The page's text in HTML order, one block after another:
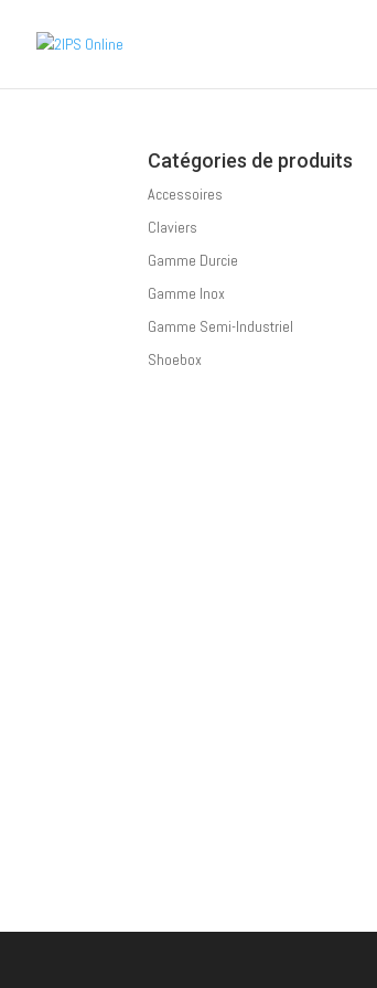
Catégories de produits
Accessoires
Claviers
Gamme Durcie
Gamme Inox
Gamme Semi-Industriel
Shoebox